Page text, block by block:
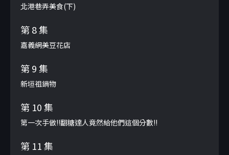
北港巷弄美食(下)
第 8 集
嘉義網美豆花店
第 9 集
新垣祖鍋物
第 10 集
第一次手做!!翻糖達人竟然給他們這個分數!!
第 11 集